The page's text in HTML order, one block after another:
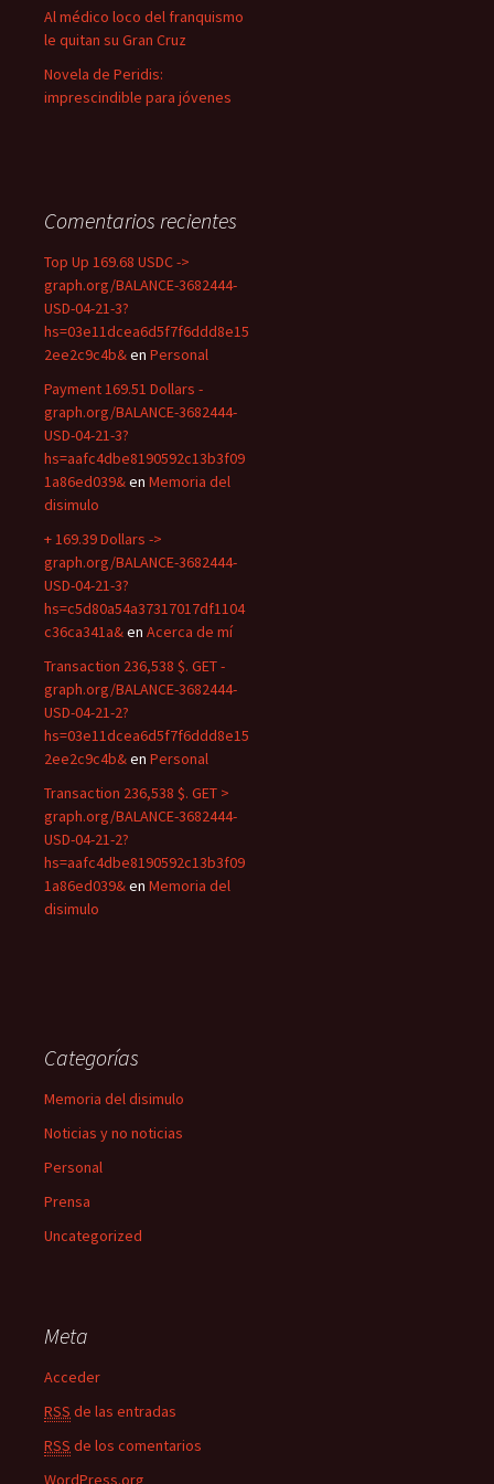
Al médico loco del franquismo
le quitan su Gran Cruz
Novela de Peridis:
imprescindible para jóvenes
Comentarios recientes
Top Up 169.68 USDC ->
graph.org/BALANCE-3682444-
USD-04-21-3?
hs=03e11dcea6d5f7f6ddd8e15
2ee2c9c4b&en Personal
Payment 169.51 Dollars -
graph.org/BALANCE-3682444-
USD-04-21-3?
hs=aafc4dbe8190592c13b3f09
1a86ed039&en Memoria del
disimulo
+ 169.39 Dollars ->
graph.org/BALANCE-3682444-
USD-04-21-3?
hs=c5d80a54a37317017df1104
c36ca341a&en Acerca de mí
Transaction 236,538 $. GET -
graph.org/BALANCE-3682444-
USD-04-21-2?
hs=03e11dcea6d5f7f6ddd8e15
2ee2c9c4b&en Personal
Transaction 236,538 $. GET >
graph.org/BALANCE-3682444-
USD-04-21-2?
hs=aafc4dbe8190592c13b3f09
1a86ed039&en Memoria del
disimulo
Categorías
Memoria del disimulo
Noticias y no noticias
Personal
Prensa
Uncategorized
Meta
Acceder
RSS de las entradas
RSS de los comentarios
WordPress.org